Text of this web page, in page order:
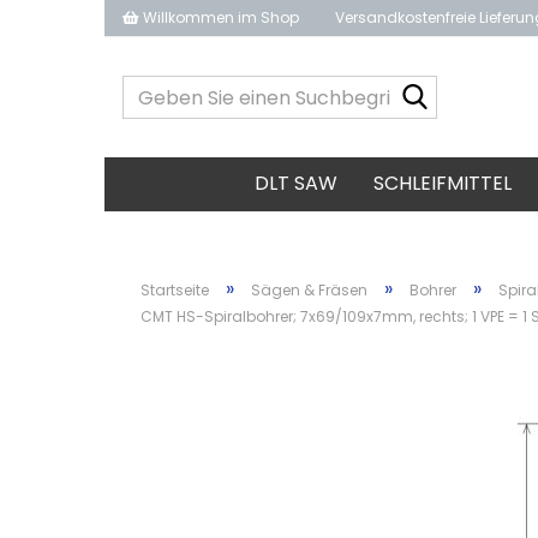
Willkommen im Shop Versandkostenfreie
Sie
ein...
DLT SAW SCHLEIFMITTEL
Startseite » Sägen & Fräsen » Bohrer »
CMT HS-Spiralbohrer; 7x69/109x7mm, rechts; 1 VPE = 1